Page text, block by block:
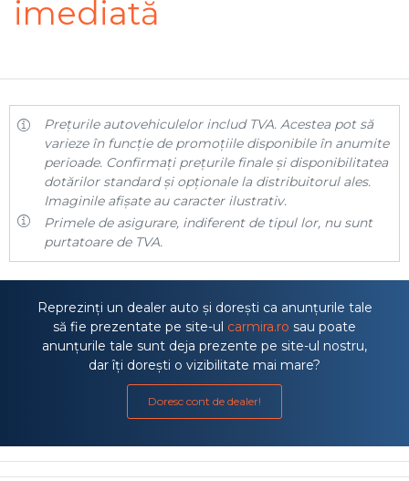
imediată
Prețurile autovehiculelor includ TVA. Acestea pot să
varieze în funcție de promoțiile disponibile în anumite
perioade. Confirmați prețurile finale și disponibilitatea
dotărilor standard și opționale la distribuitorul ales.
Imaginile afișate au caracter ilustrativ.
Primele de asigurare, indiferent de tipul lor, nu sunt
purtatoare de TVA.
Reprezinți un dealer auto și dorești ca anunțurile tale
să fie prezentate pe site-ul carmira.ro sau poate
anunțurile tale sunt deja prezente pe site-ul nostru,
dar îți dorești o vizibilitate mai mare?
Doresc cont de dealer!